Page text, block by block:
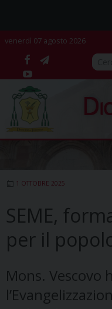
content
venerdì 07 agosto 2026
facebook
telegram
YouTube
1 OTTOBRE 2025
SEME,
per il
Mons. Vescovo